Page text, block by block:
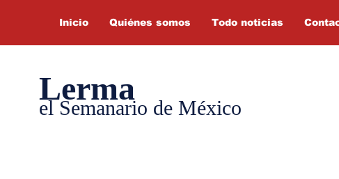
Inicio Quiénes somos Todo noticias
Lerma
el Semanario de México